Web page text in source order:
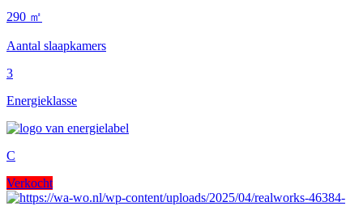
290 ㎡
Aantal slaapkamers
3
Energieklasse
C
Verkocht